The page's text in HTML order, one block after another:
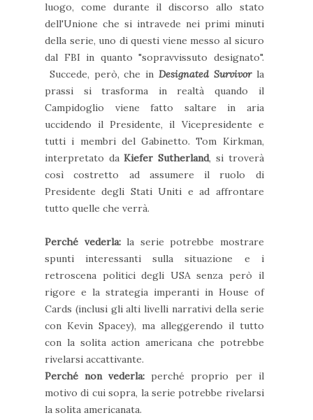
luogo, come durante il discorso allo stato
dell'Unione che si intravede nei primi minuti
della serie, uno di questi viene messo al sicuro
dal FBI in quanto "sopravvissuto designato".
Succede, però, che inDesignated Survivor la
prassi si trasforma in realtà quando il
Campidoglio viene fatto saltare in aria
uccidendo il Presidente, il Vicepresidente e
tutti i membri del Gabinetto. Tom Kirkman,
interpretato daKiefer Sutherland, si troverà
così costretto ad assumere il ruolo di
Presidente degli Stati Uniti e ad affrontare
tutto quelle che verrà.
Perché vederla:la serie potrebbe mostrare
spunti interessanti sulla situazione e i
retroscena politici degli USA senza però il
rigore e la strategia imperanti in House of
Cards (inclusi gli alti livelli narrativi della serie
con Kevin Spacey), ma alleggerendo il tutto
con la solita action americana che potrebbe
rivelarsi accattivante.
Perché non vederla: perché proprio per il
motivo di cui sopra, la serie potrebbe rivelarsi
la solita americanata.